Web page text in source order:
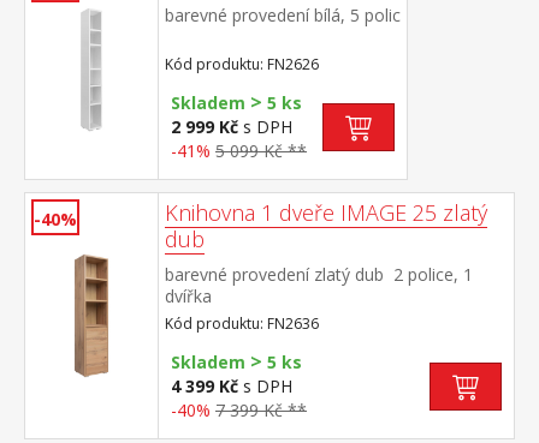
barevné provedení bílá, 5 polic
Kód produktu: FN2626
Skladem > 5 ks
2 999 Kč s DPH
-41% 5 099 Kč **
-40%
Knihovna 1 dveře IMAGE 25 zlatý
dub
barevné provedení zlatý dub 2 police, 1
dvířka
Kód produktu: FN2636
Skladem > 5 ks
4 399 Kč s DPH
-40% 7 399 Kč **